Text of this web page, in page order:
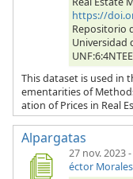
https://
Repositorio
Universidad
This dataset is used in
ementarities of
ation of Prices in Real
Alpargatas
27 nov. 2023-
éctor Morales